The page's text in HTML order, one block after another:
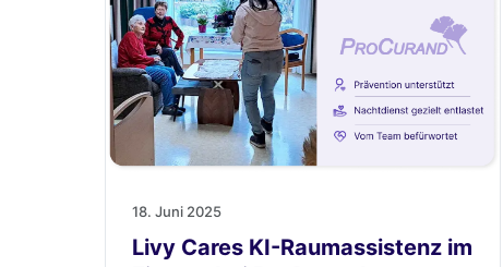
18. Juni 2025
Livy Cares KI-Raumassistenz im